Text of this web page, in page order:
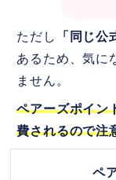
ただし 「同じ
あるため、気に
ません。
ペアーズポイン
費されるので注
ペ